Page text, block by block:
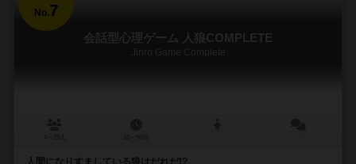
No.7
会話型心理ゲーム 人狼COMPLETE
Jinro Game Complete
人間になりすましている狼はだれだ!?